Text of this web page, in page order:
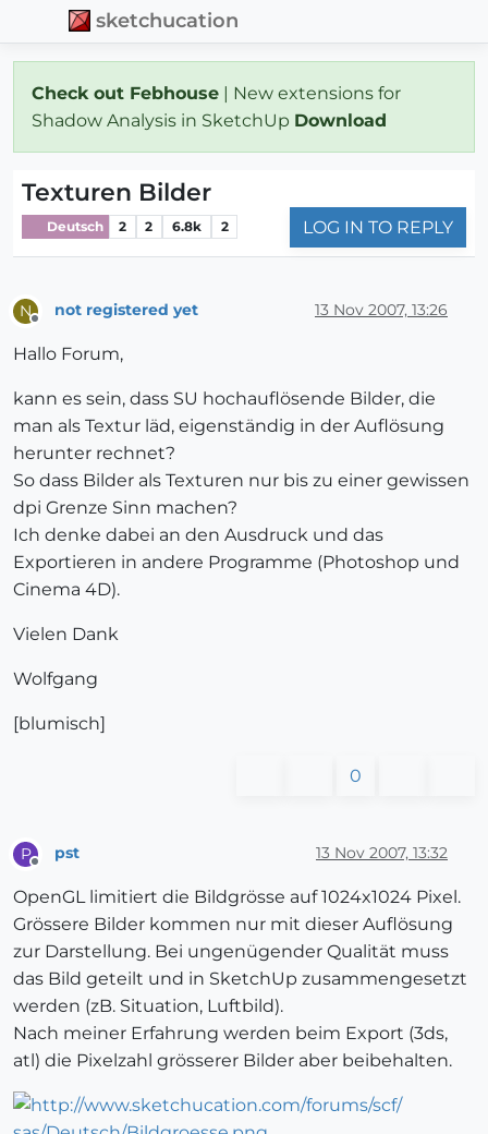
sketchucation
Check out Febhouse | New extensions for
Shadow Analysis in SketchUp Download
Texturen Bilder
Deutsch 2 2 6.8k 2 LOG IN TO REPLY
N not registered yet 13 Nov 2007, 13:26
Hallo Forum,
kann es sein, dass SU hochauflösende Bilder, die
man als Textur läd, eigenständig in der Auflösung
herunter rechnet?
So dass Bilder als Texturen nur bis zu einer gewissen
dpi Grenze Sinn machen?
Ich denke dabei an den Ausdruck und das
Exportieren in andere Programme (Photoshop und
Cinema 4D).
Vielen Dank
Wolfgang
[blumisch]
0
P pst 13 Nov 2007, 13:32
OpenGL limitiert die Bildgrösse auf 1024x1024 Pixel.
Grössere Bilder kommen nur mit dieser Auflösung
zur Darstellung. Bei ungenügender Qualität muss
das Bild geteilt und in SketchUp zusammengesetzt
werden (zB. Situation, Luftbild).
Nach meiner Erfahrung werden beim Export (3ds,
atl) die Pixelzahl grösserer Bilder aber beibehalten.